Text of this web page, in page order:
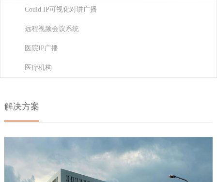
Could IP可视化对讲广播
远程视频会议系统
医院IP广播
医疗机构
解决方案